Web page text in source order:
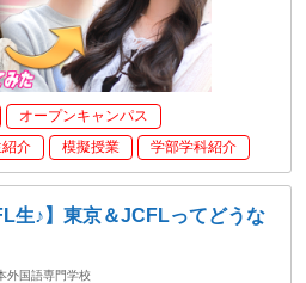
オープンキャンパス
介 模擬授業 学部学科紹介
生♪】東京＆JCFLってどうな
外国語専門学校